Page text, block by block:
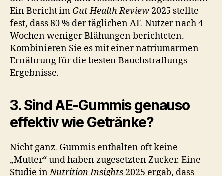
Ein Bericht im Gut Health Review 2025 stellte
fest, dass 80 % der täglichen AE-Nutzer nach 4
Wochen weniger Blähungen berichteten.
Kombinieren Sie es mit einer natriumarmen
Ernährung für die besten Bauchstraffungs-
Ergebnisse.
3. Sind AE-Gummis genauso
effektiv wie Getränke?
Nicht ganz. Gummis enthalten oft keine
„Mutter“ und haben zugesetzten Zucker. Eine
Studie inNutrition Insights 2025 ergab, dass